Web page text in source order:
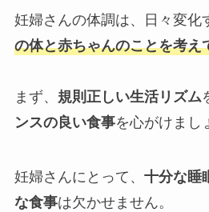
妊婦さんの体調は、日々変化
の体と赤ちゃんのことを考え
まず、 規則正しい生活リズム
ンスの良い食事を心がけまし
妊婦さんにとって、 十分な睡
な食事は欠かせません。